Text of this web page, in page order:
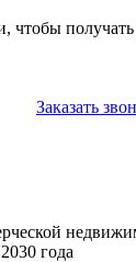
чтобы
Заказать
года